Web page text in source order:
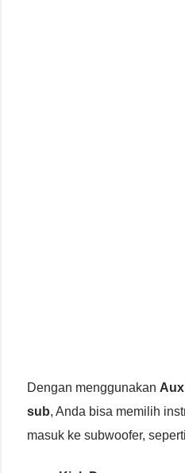
Dengan menggunakan
sub, Anda bisa memilih
masuk ke subwoofer,